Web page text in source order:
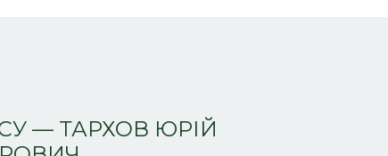
— ТАРХОВ ЮРІЙ